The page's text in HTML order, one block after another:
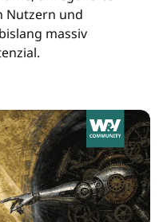
Nutzern und
massiv